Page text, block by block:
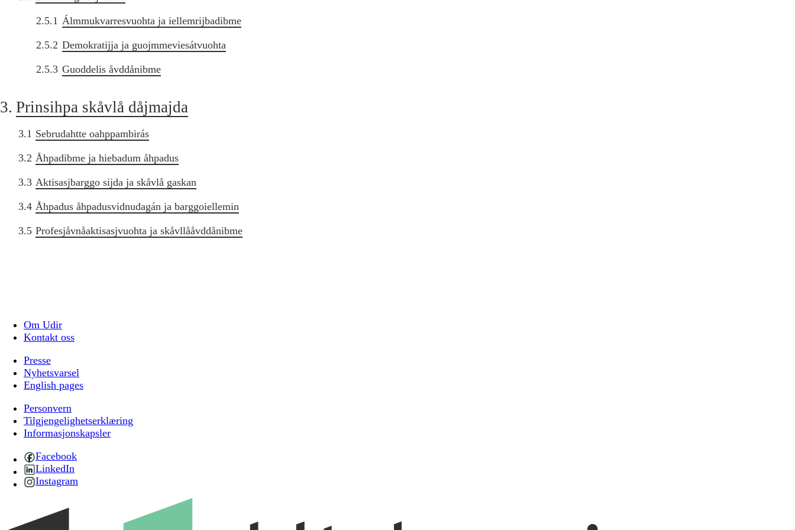
2.5.1 Álmmukvarresvuohta ja iellemrijbadibme
2.5.2 Demokratijja ja guojmmeviesátvuohta
2.5.3 Guoddelis åvddånibme
3. Prinsihpa skåvlå dåjmajda
3.1 Sebrudahtte oahppambirás
3.2 Åhpadibme ja hiebadum åhpadus
3.3 Aktisasjbarggo sijda ja skåvlå gaskan
3.4 Åhpadus åhpadusvidnudagán ja barggoiellemin
3.5 Profesjåvnåaktisasjvuohta ja skåvllååvddånibme
Om Udir
Kontakt oss
Presse
Nyhetsvarsel
English pages
Personvern
Tilgjengelighetserklæring
Informasjonskapsler
Facebook
LinkedIn
Instagram